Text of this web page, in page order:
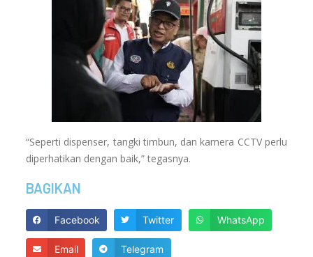
“Seperti dispenser, tangki timbun, dan kamera CCTV perlu
diperhatikan dengan baik,” tegasnya.
BAGIKAN
Facebook Twitter WhatsApp
Email Telegram